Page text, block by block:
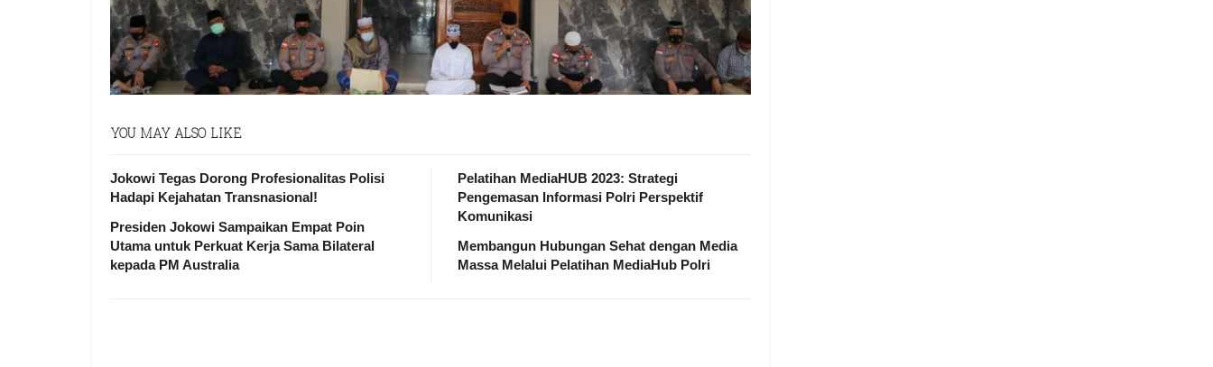
YOU MAY ALSO LIKE
Jokowi Tegas Dorong Profesionalitas Polisi
Hadapi Kejahatan Transnasional!
Presiden Jokowi Sampaikan Empat Poin
Utama untuk Perkuat Kerja Sama Bilateral
kepada PM Australia
Pelatihan MediaHUB 2023: Strategi
Pengemasan Informasi Polri Perspektif
Komunikasi
Membangun Hubungan Sehat dengan Media
Massa Melalui Pelatihan MediaHub Polri